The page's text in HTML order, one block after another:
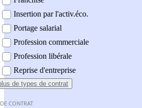
Insertion par l'activ.éco.
Portage salarial
Profession commerciale
Profession libérale
Reprise d'entreprise
de types de contrat
CONTRAT